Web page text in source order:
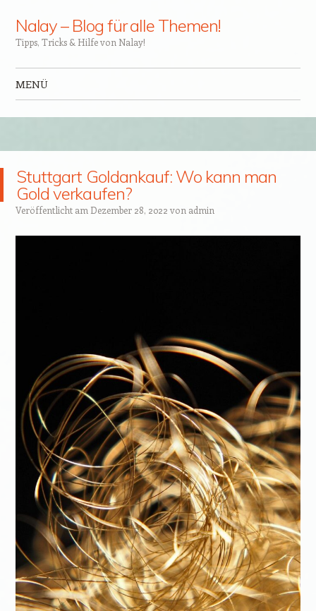
Nalay – Blog für alle Themen!
Tipps, Tricks & Hilfe von Nalay!
MENÜ
Stuttgart Goldankauf: Wo kann man
Gold verkaufen?
Veröffentlicht am Dezember 28, 2022 von admin